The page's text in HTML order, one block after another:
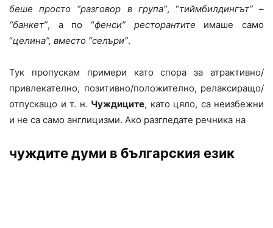
беше просто “разговор в група”, “тиймбилдингът” –
“банкет”, а по “фенси” ресторантите имаше само
“целина”, вместо “селъри”.
Тук пропускам примери като спора за атрактивно/
привлекателно, позитивно/положително, релаксиращо/
отпускащо и т. н. Чуждиците, като цяло, са неизбежни
и не са само англицизми. Ако разгледате речника на
чуждите думи в българския език